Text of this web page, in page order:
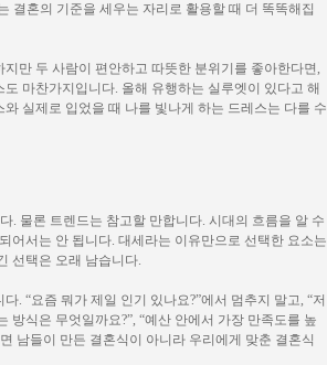
결혼의 기준을 세우는 자리로 활용할 때 더 똑똑해집
만 두 사람이 편안하고 따뜻한 분위기를 좋아한다면,
마찬가지입니다. 올해 유행하는 실루엣이 있다고 해
실제로 입었을 때 나를 빛나게 하는 드레스는 다를 수
. 물론 트렌드는 참고할 만합니다. 시대의 흐름을 알 수
어서는 안 됩니다. 대세라는 이유만으로 선택한 요소는
선택은 오래 남습니다.
. “요즘 뭐가 제일 인기 있나요?”에서 멈추지 말고, “저
방식은 무엇일까요?”, “예산 안에서 가장 만족도를 높
남들이 만든 결혼식이 아니라 우리에게 맞춘 결혼식